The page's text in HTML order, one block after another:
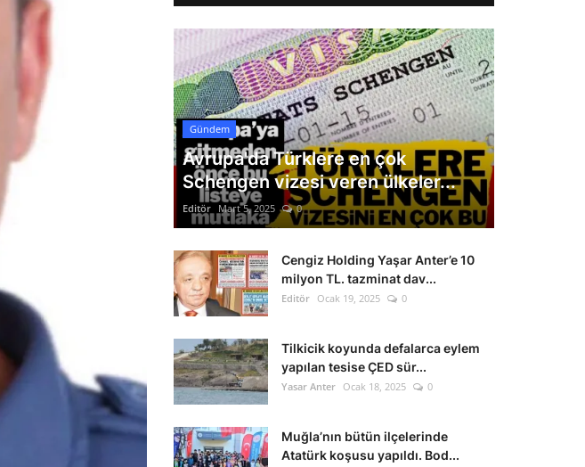
Gündem
Avrupa'da Türklere en çok
Schengen vizesi veren ülkeler...
Editör Mart 5, 2025 0
Cengiz Holding Yaşar Anter’e 10
milyon TL. tazminat dav...
Editör Ocak 19, 2025 0
Tilkicik koyunda defalarca eylem
yapılan tesise ÇED sür...
Yasar Anter Ocak 18, 2025 0
Muğla’nın bütün ilçelerinde
Atatürk koşusu yapıldı. Bod...